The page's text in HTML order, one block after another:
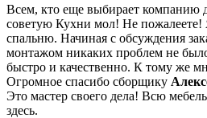
Всем, кто еще выбирает компанию
советую Кухни мол! Не пожалеете!
спальню. Начиная с обсуждения
монтажом никаких проблем не
быстро и качественно. К тому же
Огромное спасибо сборщику
Это мастер своего дела! Всю мебель
здесь.